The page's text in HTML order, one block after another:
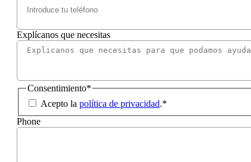
Explícanos que necesitas
Consentimiento*
Acepto la política de privacidad.*
Phone